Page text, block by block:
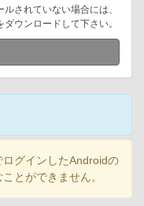
されていない場合には、
ウンロードして下さい。
グインしたAndroidの
とができません。